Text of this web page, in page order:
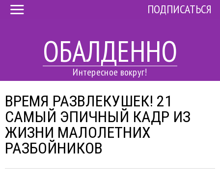
ОБАЛДЕННО
Интересное вокруг!
ПОДПИСАТЬСЯ
ВРЕМЯ РАЗВЛЕКУШЕК! 21
САМЫЙ ЭПИЧНЫЙ КАДР ИЗ
ЖИЗНИ МАЛОЛЕТНИХ
РАЗБОЙНИКОВ